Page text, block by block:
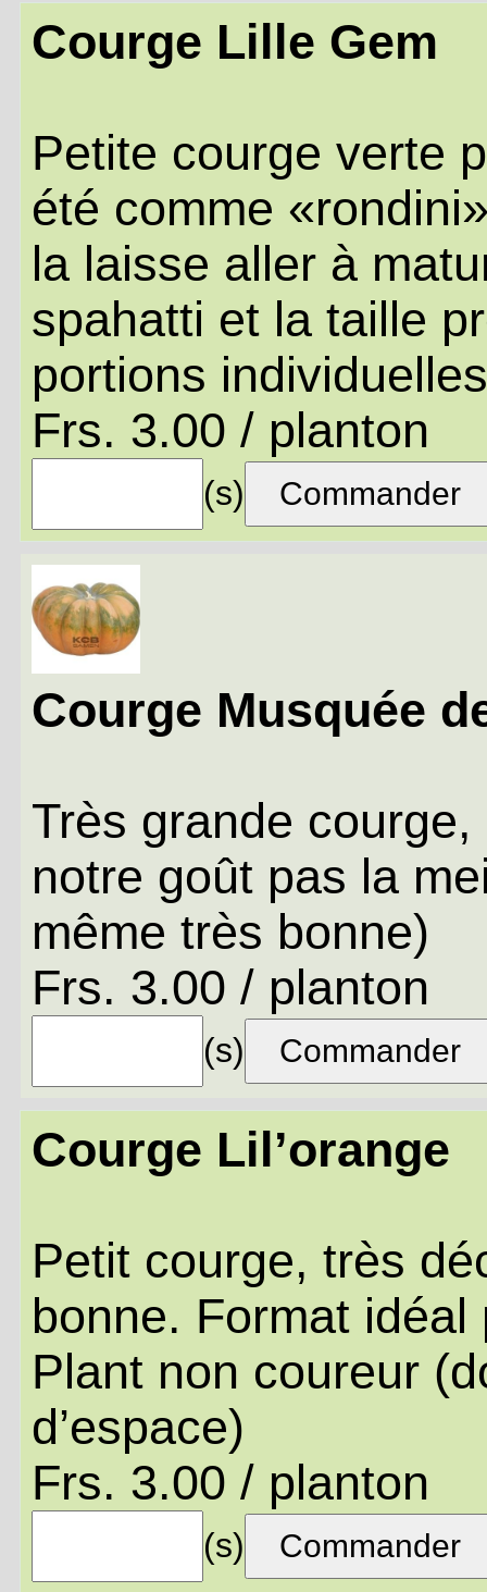
Courge Lille Gem
Petite courge verte
été comme
la laisse aller à
spahatti et la taille
portions
Frs. 3.00 / planton
(s)
Courge Musquée
Très grande
notre goût pas la
même très bonne)
Frs. 3.00 / planton
(s)
Courge Lil’orange
Petit courge, très
bonne. Format
Plant non coureur
d’espace)
Frs. 3.00 / planton
(s)